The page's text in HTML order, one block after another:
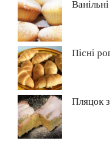
Пісні
Пляцок